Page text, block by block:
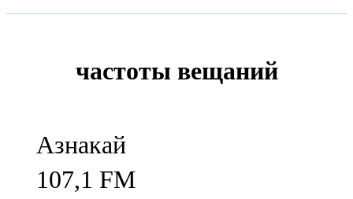
частоты вещаний
Азнакай
107,1 FM